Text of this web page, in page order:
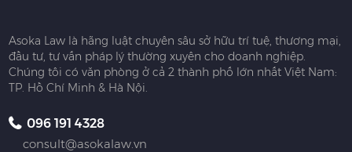
Asoka Law là hãng luật chuyên sâu sở hữu trí tuệ, thương mại,
đầu tư, tư vấn pháp lý thường xuyên cho doanh nghiệp.
Chúng tôi có văn phòng ở cả 2 thành phố lớn nhất Việt Nam:
TP. Hồ Chí Minh & Hà Nội.
096 191 4328
consult@asokalaw.vn